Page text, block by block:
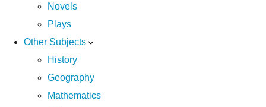
Novels
Plays
Other Subjects
History
Geography
Mathematics